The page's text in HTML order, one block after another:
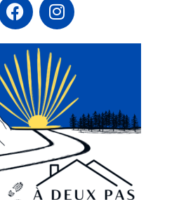
a
e
b
o
o
k
n
t
a
g
r
a
m